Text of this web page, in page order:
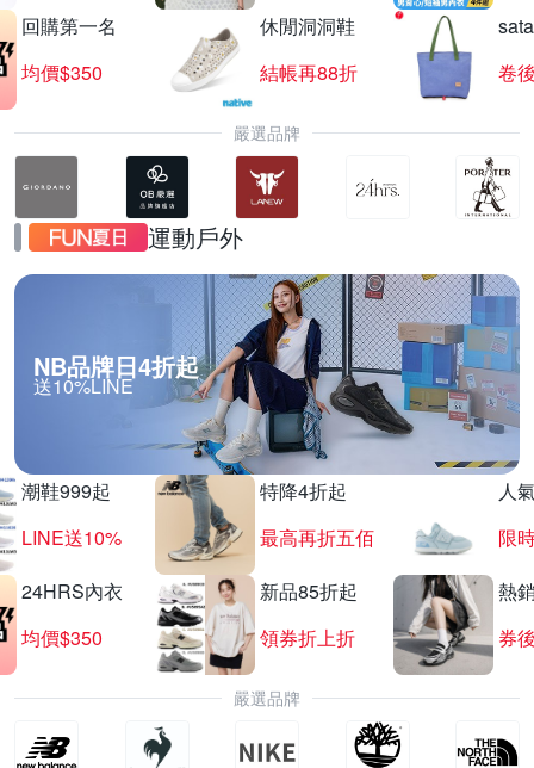
回購第一名
均價$350
休閒洞洞鞋
結帳再88折
卷
嚴選品牌
運動戶外
NB品牌日4折起
送10%LINE
潮鞋999起
LINE送10%
特降4折起
最高再折五佰
人
限
24HRS內衣
均價$350
新品85折起
領券折上折
熱
券
嚴選品牌